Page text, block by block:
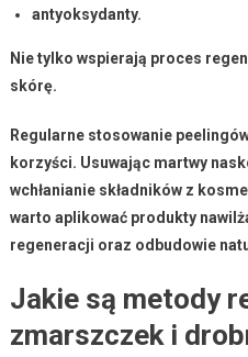
antyoksydanty.
Nie tylko wspierają proces
skórę.
Regularne stosowanie
korzyści. Usuwając martwy
wchłanianie składników z
warto aplikować produkty
regeneracji oraz odbudowie
Jakie są metody
zmarszczek i